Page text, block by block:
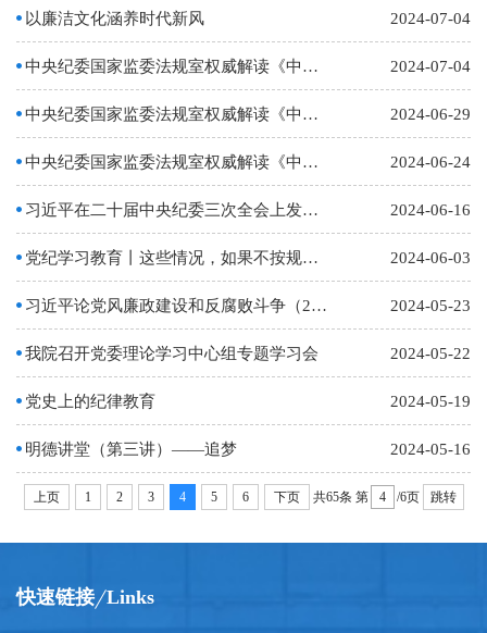
以廉洁文化涵养时代新风 2024-07-04
中央纪委国家监委法规室权威解读《中国共产党纪律处分条例》组织纪律修订的重点内容 2024-07-04
中央纪委国家监委法规室权威解读《中国共产党纪律处分条例》政治纪律修订的重点内容 2024-06-29
中央纪委国家监委法规室权威解读《中国共产党纪律处分条例》总则修订的重点内容 2024-06-24
习近平在二十届中央纪委三次全会上发表重要讲话强调 深入推进党的自我革命 坚决打赢反腐败斗争… 2024-06-16
党纪学习教育丨这些情况，如果不按规定向组织说明和报告将被处分 2024-06-03
习近平论党风廉政建设和反腐败斗争（2024年） 2024-05-23
我院召开党委理论学习中心组专题学习会 2024-05-22
党史上的纪律教育 2024-05-19
明德讲堂（第三讲）——追梦 2024-05-16
上页 1 2 3 4 5 6 下页 共65条 第 /6页 跳转
快速链接 Links